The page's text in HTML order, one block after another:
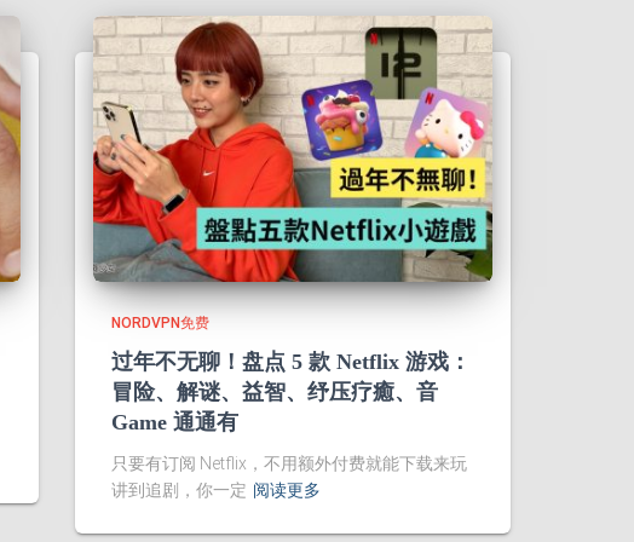
NORDVPN免费
过年不无聊！盘点 5 款 Netflix 游戏：
冒险、解谜、益智、纾压疗癒、音
Game 通通有
只要有订阅 Netflix，不用额外付费就能下载来玩
讲到追剧，你一定 阅读更多